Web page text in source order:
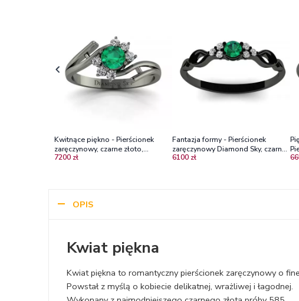
Kwitnące piękno - Pierścionek
zaręczynowy, czarne złoto,
szmaragdy, diamenty
7200 zł
Fantazja formy - Pierścionek
zaręczynowy Diamond Sky, czarne
złoto, szmaragd, diamenty
6100 zł
OPIS
Kwiat piękna
Kwiat piękna to romantyczny pierścionek zaręczynowy o
Powstał z myślą o kobiecie delikatnej, wrażliwej i łagodnej.